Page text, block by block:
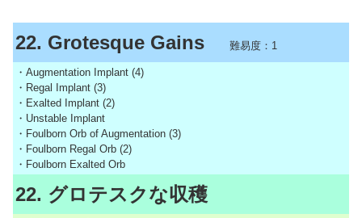
22. Grotesque Gains 難易度：1
・Augmentation Implant (4)
・Regal Implant (3)
・Exalted Implant (2)
・Unstable Implant
・Foulborn Orb of Augmentation (3)
・Foulborn Regal Orb (2)
・Foulborn Exalted Orb
22. グロテスクな収穫